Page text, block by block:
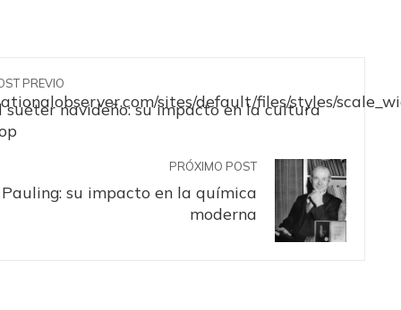
PREVIO
suéter navideño: su impacto en la cultura
PRÓXIMO POST
su impacto en la química
moderna